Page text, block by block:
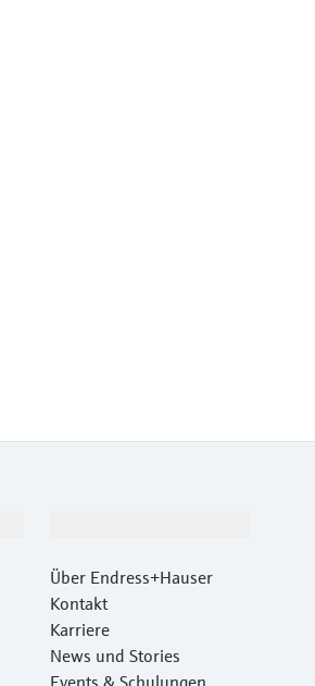
Über Endress+Hauser
Kontakt
Karriere
News und Stories